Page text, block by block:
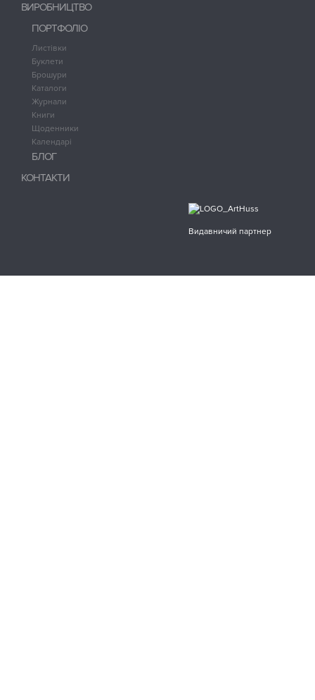
ВИРОБНИЦТВО
ПОРТФОЛІО
Листівки
Буклети
Брошури
Каталоги
Журнали
Книги
Щоденники
Календарі
БЛОГ
КОНТАКТИ
Видавничий партнер